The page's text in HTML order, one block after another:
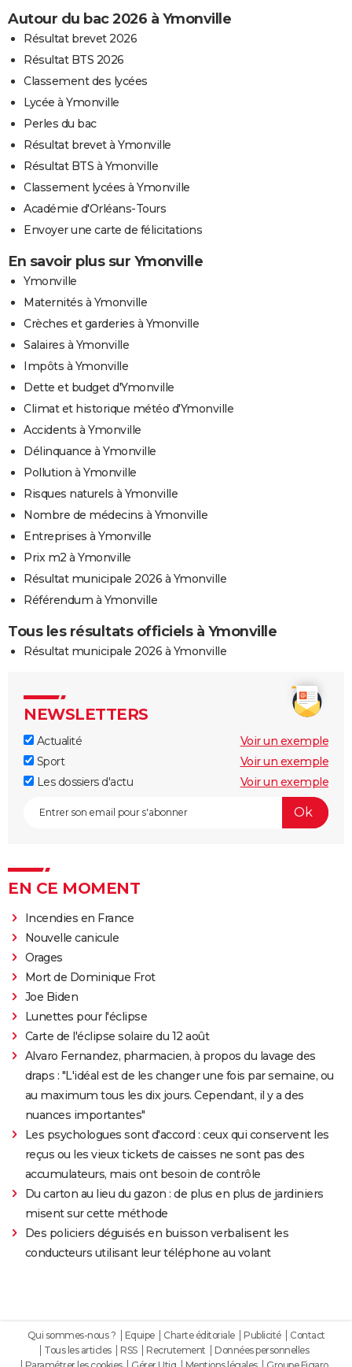
Autour du bac 2026 à Ymonville
Résultat brevet 2026
Résultat BTS 2026
Classement des lycées
Lycée à Ymonville
Perles du bac
Résultat brevet à Ymonville
Résultat BTS à Ymonville
Classement lycées à Ymonville
Académie d'Orléans-Tours
Envoyer une carte de félicitations
En savoir plus sur Ymonville
Ymonville
Maternités à Ymonville
Crèches et garderies à Ymonville
Salaires à Ymonville
Impôts à Ymonville
Dette et budget d'Ymonville
Climat et historique météo d'Ymonville
Accidents à Ymonville
Délinquance à Ymonville
Pollution à Ymonville
Risques naturels à Ymonville
Nombre de médecins à Ymonville
Entreprises à Ymonville
Prix m2 à Ymonville
Résultat municipale 2026 à Ymonville
Référendum à Ymonville
Tous les résultats officiels à Ymonville
Résultat municipale 2026 à Ymonville
NEWSLETTERS
Actualité
Voir un exemple
Sport
Voir un exemple
Les dossiers d'actu
Voir un exemple
EN CE MOMENT
Incendies en France
Nouvelle canicule
Orages
Mort de Dominique Frot
Joe Biden
Lunettes pour l'éclipse
Carte de l'éclipse solaire du 12 août
Alvaro Fernandez, pharmacien, à propos du lavage des
draps : "L'idéal est de les changer une fois par semaine, ou
au maximum tous les dix jours. Cependant, il y a des
nuances importantes"
Les psychologues sont d'accord : ceux qui conservent les
reçus ou les vieux tickets de caisses ne sont pas des
accumulateurs, mais ont besoin de contrôle
Du carton au lieu du gazon : de plus en plus de jardiniers
misent sur cette méthode
Des policiers déguisés en buisson verbalisent les
conducteurs utilisant leur téléphone au volant
Qui sommes-nous ? Equipe Charte éditoriale Publicité
Contact
Tous les articles
RSS Recrutement
Données personnelles